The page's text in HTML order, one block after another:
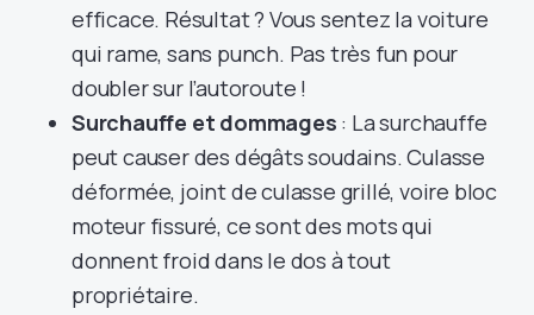
efficace. Résultat ? Vous sentez la voiture
qui rame, sans punch. Pas très fun pour
doubler sur l’autoroute !
Surchauffe et dommages : La surchauffe
peut causer des dégâts soudains. Culasse
déformée, joint de culasse grillé, voire bloc
moteur fissuré, ce sont des mots qui
donnent froid dans le dos à tout
propriétaire.